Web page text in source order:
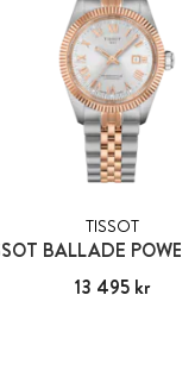
TISSOT
Pris: 13 495 kr
13 495 kr